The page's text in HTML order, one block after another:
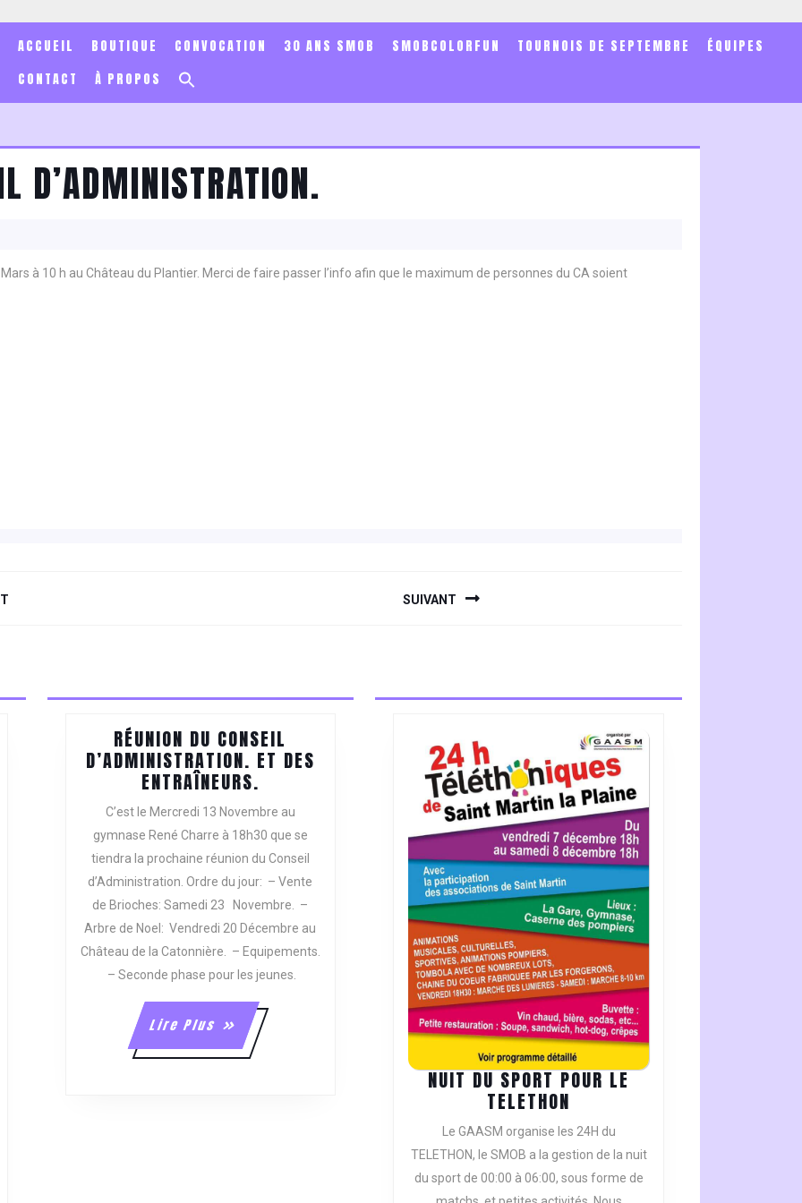
ACCUEIL BOUTIQUE CONVOCATION 30 ANS SMOB SMOBCOLORFUN TOURNOIS DE SEPTEMBRE
ÉQUIPES
CONTACT
À PROPOS
Search Button
D’ADMINISTRATION.
à 10 h au Château du Plantier. Merci de faire passer l’info afin que le maximum de personnes du CA soient
SUIVANT
RÉUNION DU CONSEIL
D’ADMINISTRATION. ET DES
ENTRAÎNEURS.
DU
CONSEIL
D’ADMINISTRATION.
ET
DES
ENTRAÎNEURS.
C’est le Mercredi 13 Novembre au
gymnase René Charre à 18h30 que se
tiendra la prochaine réunion du Conseil
d’Administration. Ordre du jour: – Vente
de Brioches: Samedi 23 Novembre. –
Arbre de Noel: Vendredi 20 Décembre au
Château de la Catonnière. – Equipements.
– Seconde phase pour les jeunes.
Lire Plus
Lire
Plus
NUIT DU SPORT POUR LE
TELETHON
DU
SPORT
POUR
LE
Le GAASM organise les 24H du
TELETHON, le SMOB a la gestion de la nuit
du sport de 00:00 à 06:00, sous forme de